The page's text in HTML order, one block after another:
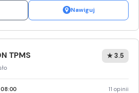
Nawiguj
TPMS ★ 3.5
08:00 11 opinii